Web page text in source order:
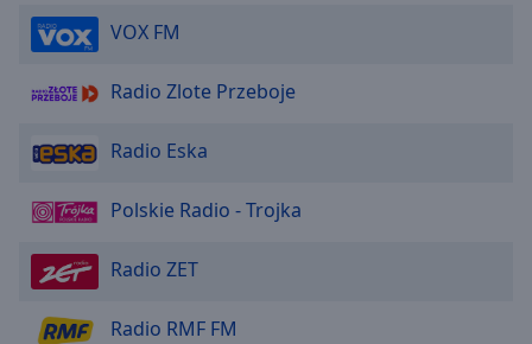
Radio RMF - 90s Dance
Radio RMF Hity wakacji 2021
Radio RMF Świąteczne Nowości 2021
Radio RMF Top 2021 Disco polo
Radio RMF - Best of RMFON
Radio RMF Przebój roku 2021
Radio RMF Top 30 dance
VOX FM
Radio Zlote Przeboje
Radio Eska
Polskie Radio - Trojka
Radio ZET
Radio RMF FM